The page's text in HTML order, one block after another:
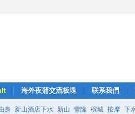
海外夜蒲交流板塊 联系我們
身 新山酒店下水 新山 雪隆 槟城 按摩 下